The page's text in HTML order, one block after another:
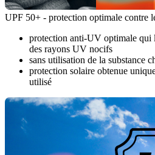
UPF 50+ - protection optimale contre
protection anti-UV optimale qui
des rayons UV nocifs
sans utilisation de la substance
protection solaire obtenue
utilisé